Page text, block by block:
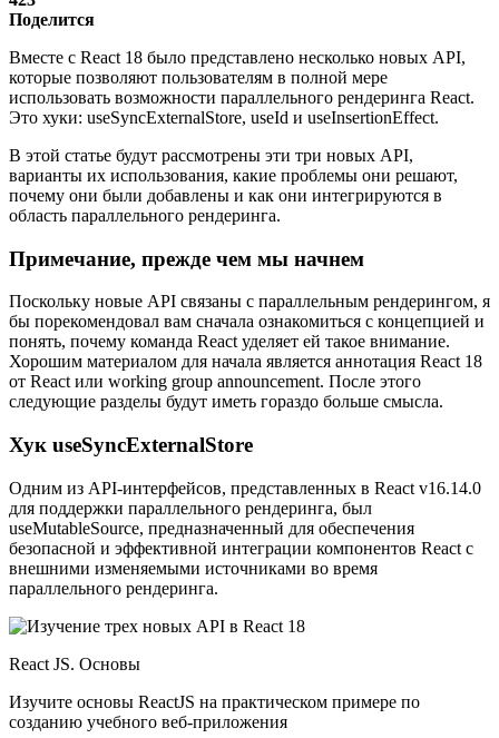
Поделится
Вместе с React 18 было представлено несколько новых API,
которые позволяют пользователям в полной мере
использовать возможности параллельного рендеринга React.
Это хуки: useSyncExternalStore, useId и useInsertionEffect.
В этой статье будут рассмотрены эти три новых API,
варианты их использования, какие проблемы они решают,
почему они были добавлены и как они интегрируются в
область параллельного рендеринга.
Примечание, прежде чем мы начнем
Поскольку новые API связаны с параллельным рендерингом, я
бы порекомендовал вам сначала ознакомиться с концепцией и
понять, почему команда React уделяет ей такое внимание.
Хорошим материалом для начала является аннотация React 18
от React или working group announcement. После этого
следующие разделы будут иметь гораздо больше смысла.
Хук useSyncExternalStore
Одним из API-интерфейсов, представленных в React v16.14.0
для поддержки параллельного рендеринга, был
useMutableSource, предназначенный для обеспечения
безопасной и эффективной интеграции компонентов React с
внешними изменяемыми источниками во время
параллельного рендеринга.
React JS. Основы
Изучите основы ReactJS на практическом примере по
созданию учебного веб-приложения